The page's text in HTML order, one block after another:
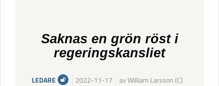
Saknas en grön röst i
regeringskansliet
LEDARE 2022-11-17 av William Larsson (C)